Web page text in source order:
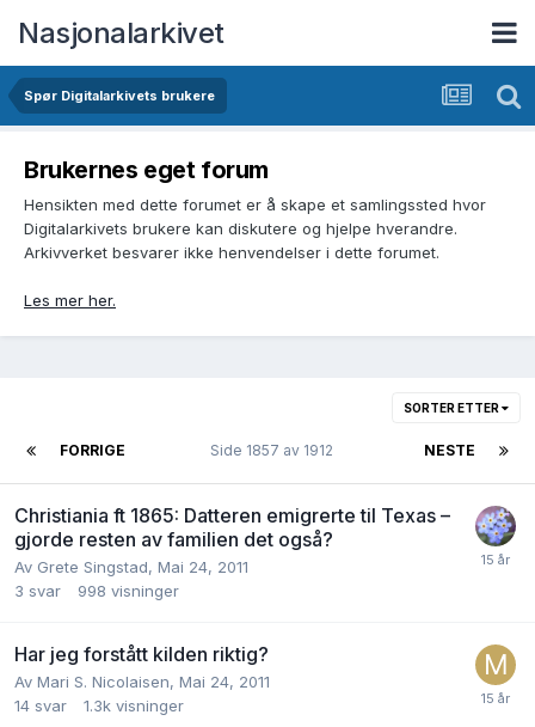
Nasjonalarkivet
Spør Digitalarkivets brukere
Brukernes eget forum
Hensikten med dette forumet er å skape et samlingssted hvor
Digitalarkivets brukere kan diskutere og hjelpe hverandre.
Arkivverket besvarer ikke henvendelser i dette forumet.
Les mer her.
SORTER ETTER
FORRIGE NESTE
Side 1857 av 1912
Christiania ft 1865: Datteren emigrerte til Texas –
gjorde resten av familien det også?
Av Grete Singstad, Mai 24, 2011
3 svar 998 visninger
Har jeg forstått kilden riktig?
Av Mari S. Nicolaisen, Mai 24, 2011
14 svar 1.3k visninger